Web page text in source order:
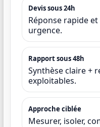
Devis sous 24h
Réponse rapide
urgence.
Rapport sous 48h
Synthèse claire +
exploitables.
Approche ciblée
Mesurer, isoler,